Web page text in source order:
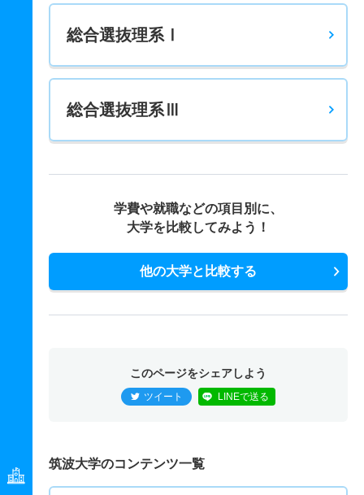
総合選抜理系Ⅰ
総合選抜理系Ⅲ
学費や就職などの項目別に、
大学を比較してみよう！
他の大学と比較する
このページをシェアしよう
ツイート LINEで送る
筑波大学のコンテンツ一覧